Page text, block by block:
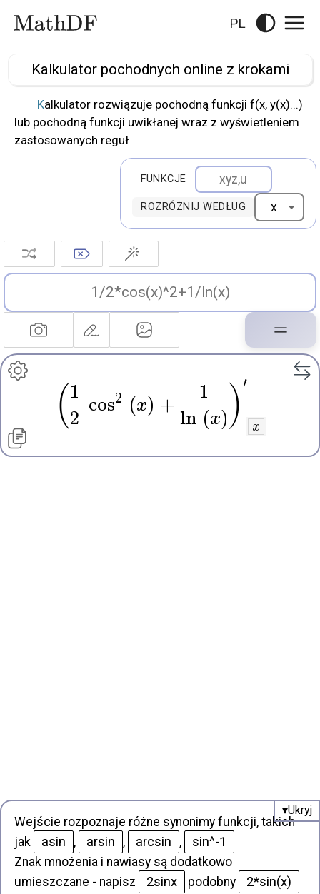
PL
Kalkulator pochodnych online z krokami
Kalkulator rozwiązuje pochodną funkcji f(x, y(x)...)
lub pochodną funkcji uwikłanej wraz z wyświetleniem
zastosowanych reguł
FUNKCJE
ROZRÓŻNIJ WEDŁUG
( 2
1
cos2 (x) +
ln (x)
1 ) x
′
Wejście rozpoznaje różne synonimy funkcji, takich
jak
asin , arsin , arcsin , sin^-1
Znak mnożenia i nawiasy są dodatkowo
umieszczane - napisz
2sinx podobny 2*sin(x)